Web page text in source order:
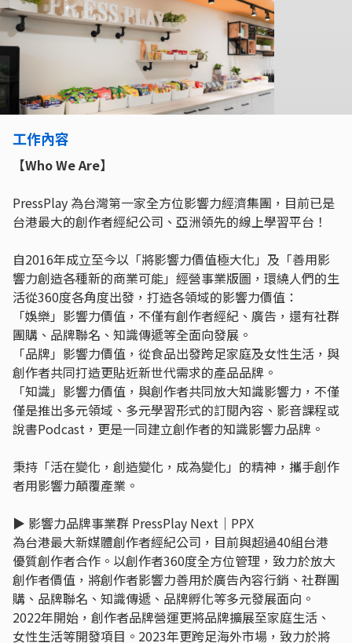
工作內容
【Who We Are】
PressPlay 為台灣第一家全方位影響力經濟集團，目前已是
台港最大的創作者經紀公司、亞洲領先的線上學習平台！
自2016年成立至今以「將影響力價值極大化」及「善用影
響力創造各種新的商業可能」經營事業版圖，環繞人們的生
活從360度各角度出發，打造各領域的影響力價值：
「娛樂」影響力價值，不僅有創作者經紀、廣告，還有社群
團購、品牌聯名、知識傳遞等全面向發展。
「品牌」影響力價值，從食品出發跨足家庭及女性生活，與
創作者共同打造更貼近新世代需求的產品品牌。
「知識」影響力價值，與創作者共同放大知識影響力，不僅
僅是推出多元領域、多元學習形式的訂閱內容、影音課程或
說書Podcast，更是一同建立創作者的知識影響力品牌。
秉持「活在變化，創造變化，成為變化」的精神，攜手創作
者用影響力顛覆產業。
▶︎ 影響力品牌事業群 PressPlay Next｜PPX
為台港最大新媒體創作者經紀公司，目前與超過40組台港
優質創作者合作。以創作者360度全方位管理，致力於放大
創作者價值，將創作者影響力善用於廣告內容行銷、社群團
購、品牌聯名、知識傳遞、品牌孵化等多元發展面向。
2022年開始，創作者品牌營運更將品牌擴展至家庭生活、
女性生活等開發項目。2023年更跨足海外市場，致力於將